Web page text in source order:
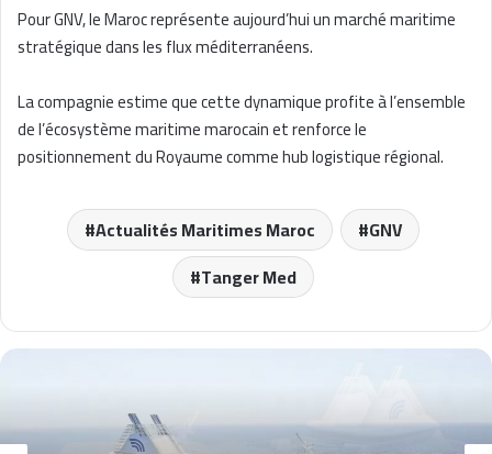
Pour GNV, le Maroc représente aujourd’hui un marché maritime
stratégique dans les flux méditerranéens.
La compagnie estime que cette dynamique profite à l’ensemble
de l’écosystème maritime marocain et renforce le
positionnement du Royaume comme hub logistique régional.
Actualités Maritimes Maroc
GNV
Tanger Med
Actualités Maritimes